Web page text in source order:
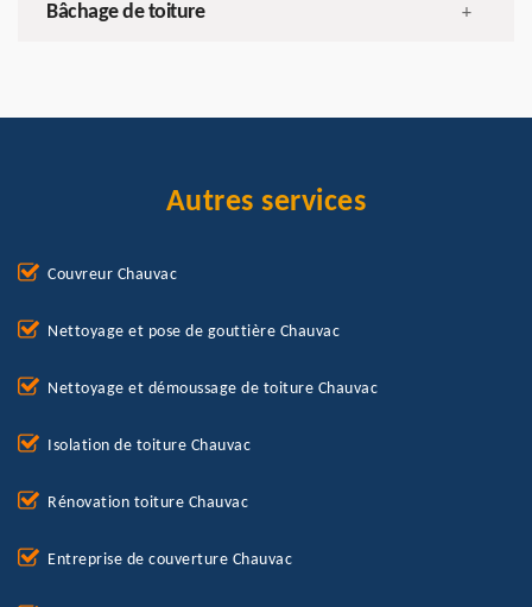
Bâchage de toiture +
Autres services
Couvreur Chauvac
Nettoyage et pose de gouttière Chauvac
Nettoyage et démoussage de toiture Chauvac
Isolation de toiture Chauvac
Rénovation toiture Chauvac
Entreprise de couverture Chauvac